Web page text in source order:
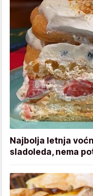
Najbolja letnja
sladoleda, nema